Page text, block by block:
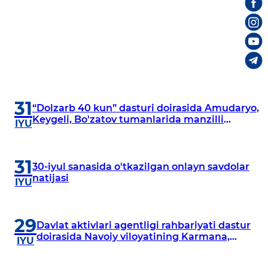
31
IYU
“Dolzarb 40 kun” dasturi doirasida Amudaryo,
Keygeli, Bo'zatov tumanlarida manzilli
31
IYU
30-iyul sanasida o'tkazilgan onlayn savdolar
natijasi
29
IYU
Davlat aktivlari agentligi rahbariyati dastur
doirasida Navoiy viloyatining Karmana,